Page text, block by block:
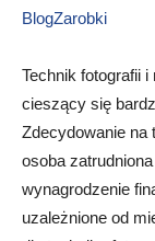
BlogZarobki
Technik fotografii
cieszący się
Zdecydowanie na
osoba
wynagrodzenie
uzależnione od